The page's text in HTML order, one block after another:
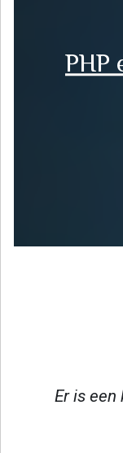
PHP
Er is